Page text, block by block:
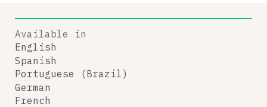
Available in
English
Spanish
Portuguese (Brazil)
German
French